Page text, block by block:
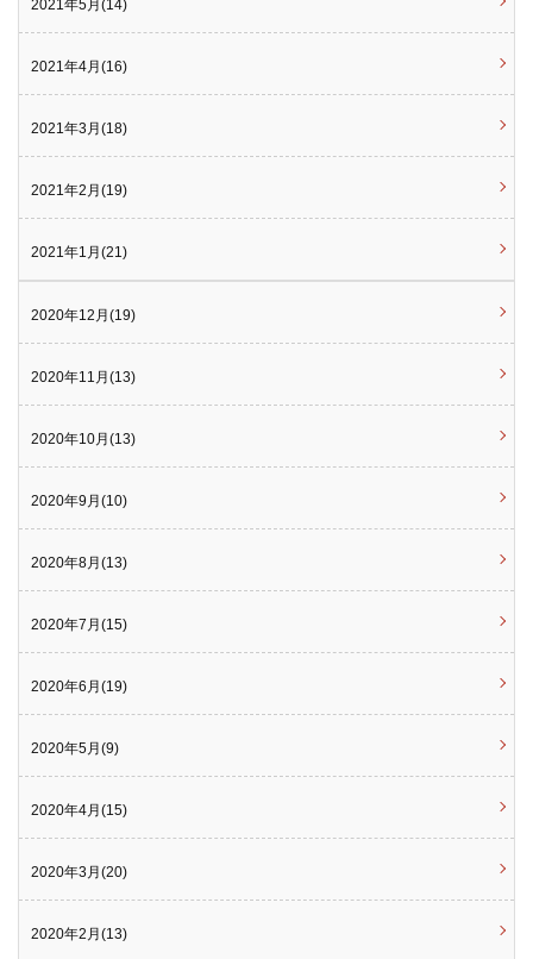
2021年5月(14)
2021年4月(16)
2021年3月(18)
2021年2月(19)
2021年1月(21)
2020年12月(19)
2020年11月(13)
2020年10月(13)
2020年9月(10)
2020年8月(13)
2020年7月(15)
2020年6月(19)
2020年5月(9)
2020年4月(15)
2020年3月(20)
2020年2月(13)